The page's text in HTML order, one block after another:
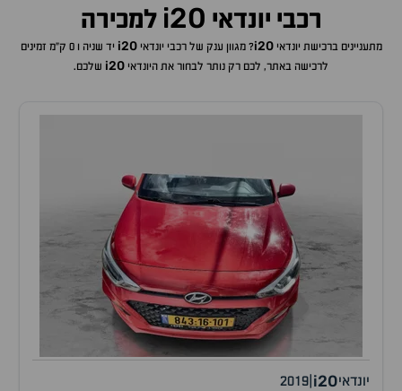
רכבי יונדאי i20 למכירה
מתעניינים ברכישת יונדאיi20? מגוון ענק של רכבי יונדאיi20
יד שניה ו 0 ק"מ זמינים
לרכישה באתר, לכם רק נותר לבחור את היונדאי i20 שלכם.
יונדאיi20
2019